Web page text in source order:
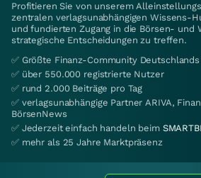
Profitieren Sie von unserem
zentralen verlagsunabhängigen Wissens-
und fundierten Zugang in die Börsen- und
strategische Entscheidungen zu treffen.
✅ Größte Finanz-Community Deutschlands
✅ über 550.000 registrierte Nutzer
✅ rund 2.000 Beiträge pro Tag
✅ verlagsunabhängige Partner ARIVA,
BörsenNews
✅ Jederzeit einfach handeln beim
✅ mehr als 25 Jahre Marktpräsenz